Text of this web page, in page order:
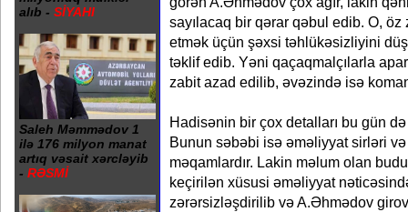
alıb - SİYAHI
Saleh Məmmədov 1
ilə 176 milyon manat
artıq vəsait xərcləyib
- RƏSMİ
sayılacaq bir qərar qəbul edib. O, öz
etmək üçün şəxsi təhlükəsizliyini
təklif edib. Yəni qaçaqmalçılarla
zabit azad edilib, əvəzində isə
Hadisənin bir çox detalları bu gün
Bunun səbəbi isə əməliyyat sirləri
məqamlardır. Lakin məlum olan
keçirilən xüsusi əməliyyat
zərərsizləşdirilib və A.Əhmədov